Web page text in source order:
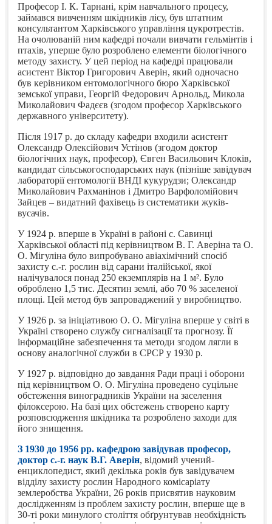
Професор І. К. Тарнані, крім навчального процесу,
займався вивченням шкідників лісу, був штатним
консультантом Харківського управління цукротрестів.
На очолюваній ним кафедрі почали вивчати гельмінтів і
птахів, уперше було розроблено елементи біологічного
методу захисту. У цей період на кафедрі працювали
асистент Віктор Григорович Аверін, який одночасно
був керівником ентомологічного бюро Харківської
земської управи, Георгій Федорович Арнольд, Микола
Миколайович Фадєєв (згодом професор Харківського
державного університету).
Після 1917 р. до складу кафедри входили асистент
Олександр Олексійович Устінов (згодом доктор
біологічних наук, професор), Євген Васильович Клоків,
кандидат сільськогосподарських наук (пізніше завідувач
лабораторії ентомології ВНДІ кукурудзи; Олександр
Миколайович Рахманінов і Дмитро Варфоломійович
Зайцев – видатний фахівець із систематики жуків-
вусачів.
У 1924 р. вперше в Україні в районі с. Савинці
Харківської області під керівництвом В. Г. Аверіна та О.
О. Мігуліна було випробувано авіахімічний спосіб
захисту с.-г. рослин від сарани італійської, якої
налічувалося понад 250 екземплярів на 1 м². Було
оброблено 1,5 тис. Десятин землі, або 70 % заселеної
площі. Цей метод був запроваджений у виробництво.
У 1926 р. за ініціативою О. О. Мігуліна вперше у світі в
Україні створено службу сигналізації та прогнозу. Її
інформаційне забезпечення та методи згодом лягли в
основу аналогічної служби в СРСР у 1930 р.
У 1927 р. відповідно до завдання Ради праці і оборони
під керівництвом О. О. Мігуліна проведено суцільне
обстеження виноградників України на заселення
філоксерою. На базі цих обстежень створено карту
розповсюдження шкідника та розроблено заходи для
його знищення.
З 1930 до 1956 рр. кафедрою завідував професор,
доктор с.-г. наук В.Г. Аверін, відомий учений-
енциклопедист, який декілька років був завідувачем
відділу захисту рослин Народного комісаріату
землеробства України, 26 років присвятив науковим
дослідженням із проблем захисту рослин, вперше ще в
30-ті роки минулого століття обґрунтував необхідність